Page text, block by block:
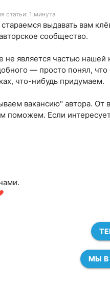
статьи: 1 минута
выдавать вам
сообщество.
не является частью
— просто понял,
что-нибудь придумаем.
вакансию" автора. От
поможем. Если
МЫ В